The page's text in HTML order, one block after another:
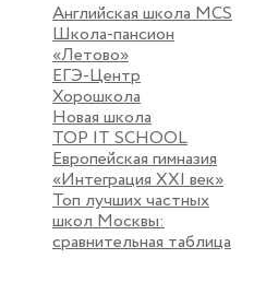
Английская школа MCS
Школа-пансион
«Летово»
ЕГЭ-Центр
Хорошкола
Новая школа
ТОР IT SCHOOL
Европейская гимназия
«Интеграция XXI век»
Топ лучших частных
школ Москвы:
сравнительная таблица